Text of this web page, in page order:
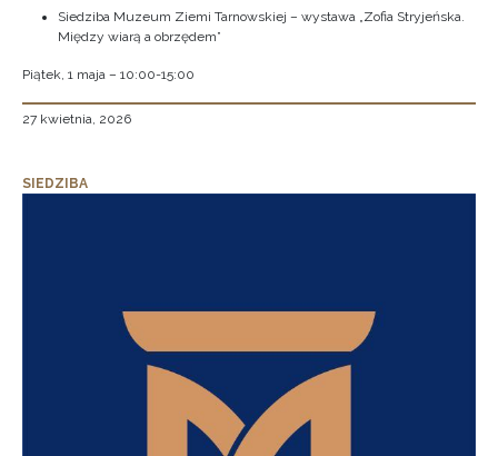
Siedziba Muzeum Ziemi Tarnowskiej – wystawa „Zofia Stryjeńska.
Między wiarą a obrzędem”
Piątek, 1 maja – 10:00-15:00
27 kwietnia, 2026
SIEDZIBA